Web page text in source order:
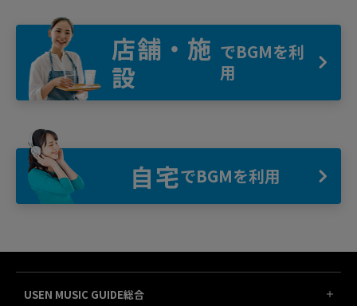
店舗・施
設
でBGMを利
用
自宅でBGMを利用
USEN MUSIC GUIDE総合